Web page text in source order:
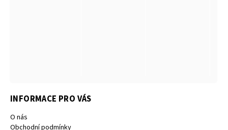
INFORMACE PRO VÁS
O nás
Obchodní podmínky